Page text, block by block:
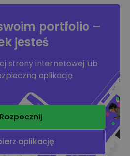
portfolio –
jesteś
strony internetowej lub
aplikację
Rozpocznij
aplikację